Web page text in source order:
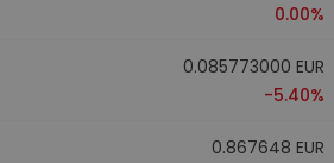
0.00%
0.085773000 EUR
-5.40%
0.867648 EUR